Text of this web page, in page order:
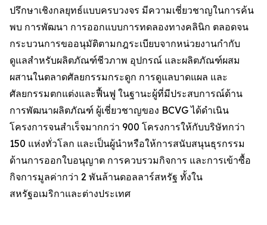
ปรึกษาเชิงกลยุทธ์แบบครบวงจร มีความเชี่ยวชาญในการค้น
พบ การพัฒนา การออกแบบการทดลองทางคลินิก ตลอดจน
กระบวนการขออนุมัติตามกฎระเบียบจากหน่วยงานกำกับ
ดูแลสำหรับผลิตภัณฑ์ชีวภาพ อุปกรณ์ และผลิตภัณฑ์ผสม
ผสานในตลาดศัลยกรรมกระดูก การดูแลบาดแผล และ
ศัลยกรรมตกแต่งและฟื้นฟู ในฐานะผู้ที่มีประสบการณ์ด้าน
การพัฒนาผลิตภัณฑ์ ผู้เชี่ยวชาญของ BCVG ได้ดำเนิน
โครงการจนสำเร็จมากกว่า 900 โครงการให้กับบริษัทกว่า
150 แห่งทั่วโลก และเป็นผู้นำหรือให้การสนับสนุนธุรกรรม
ด้านการออกใบอนุญาต การควบรวมกิจการ และการเข้าซื้อ
กิจการมูลค่ากว่า 2 พันล้านดอลลาร์สหรัฐ ทั้งใน
สหรัฐอเมริกาและต่างประเทศ